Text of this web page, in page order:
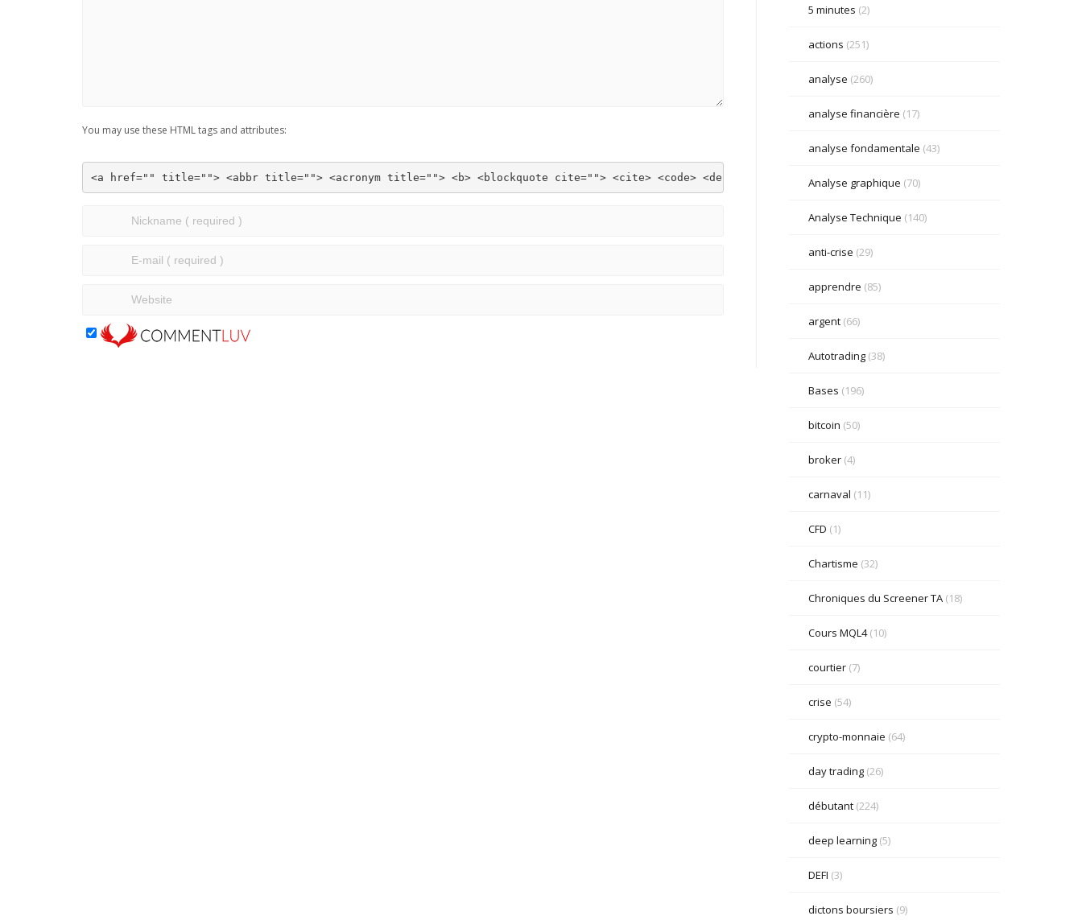
You may use these HTML tags and attributes:
<a href="" title=""> <abbr title=""> <acronym title=""> <b> <blockquote cite=""> <cite> <code> <del datetime=""> <em> <i> <q cite=""> <strike> <strong>
5 minutes (2)
actions (251)
analyse (260)
analyse financière (17)
analyse fondamentale (43)
Analyse graphique (70)
Analyse Technique (140)
anti-crise (29)
apprendre (85)
argent(66)
Autotrading(38)
Bases (196)
bitcoin (50)
broker(4)
carnaval (11)
CFD (1)
Chartisme (32)
Chroniques du Screener TA(18)
Cours MQL4(10)
courtier(7)
crise (54)
crypto-monnaie (64)
day trading(26)
débutant(224)
deep learning(5)
DEFI (3)
dictons boursiers (9)